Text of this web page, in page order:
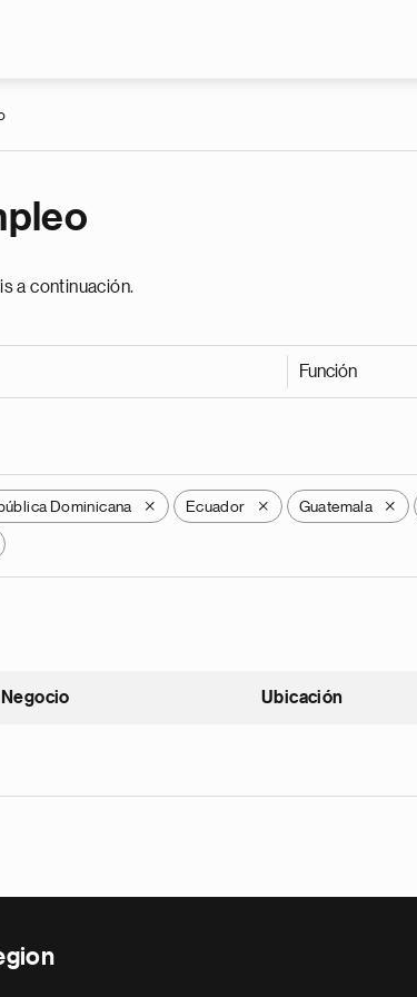
a continuación.
Función
Dominicana X Ecuador X Guatemala X
ascendente
Negocio Ubicación